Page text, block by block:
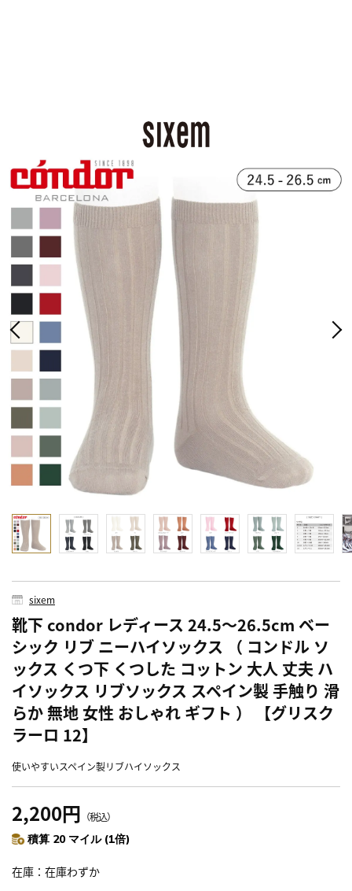
sixem
靴下 condor レディース 24.5～26.5cm ベー
シック リブ ニーハイソックス （ コンドル ソ
ックス くつ下 くつした コットン 大人 丈夫 ハ
イソックス リブソックス スペイン製 手触り 滑
らか 無地 女性 おしゃれ ギフト ） 【グリスク
ラーロ 12】
使いやすいスペイン製リブハイソックス
2,200円 （税込）
積算 20 マイル (1倍)
在庫 在庫わずか